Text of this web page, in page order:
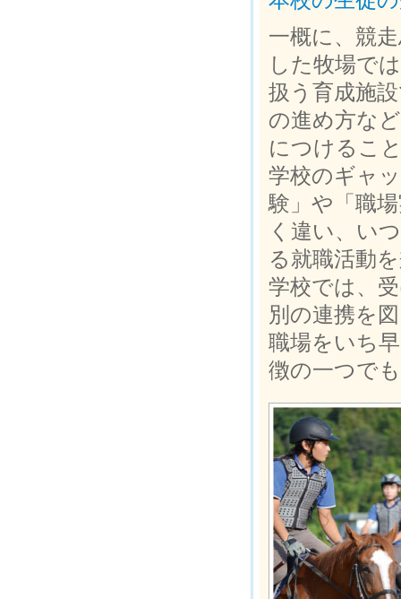
一概に、競
した牧場で
扱う育成施
の進め方な
につけるこ
学校のギャ
験」や「職
く違い、い
る就職活動
学校では、
別の連携を
職場をいち
徴の一つで